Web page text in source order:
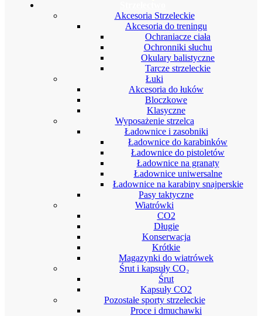
Akcesoria Strzeleckie
Akcesoria do treningu
Ochraniacze ciała
Ochronniki słuchu
Okulary balistyczne
Tarcze strzeleckie
Łuki
Akcesoria do łuków
Bloczkowe
Klasyczne
Wyposażenie strzelca
Ładownice i zasobniki
Ładownice do karabinków
Ładownice do pistoletów
Ładownice na granaty
Ładownice uniwersalne
Ładownice na karabiny snajperskie
Pasy taktyczne
Wiatrówki
CO2
Długie
Konserwacja
Krótkie
Magazynki do wiatrówek
Śrut i kapsuły CO₂
Śrut
Kapsuły CO2
Pozostałe sporty strzeleckie
Proce i dmuchawki